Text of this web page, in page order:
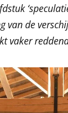
van de
vaker